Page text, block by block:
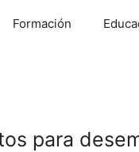
Formación
para